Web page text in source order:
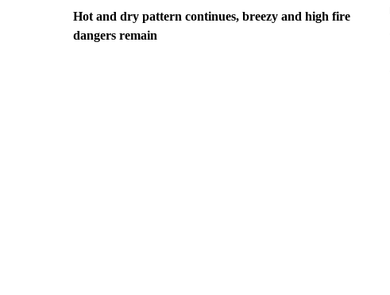
Hot and dry pattern continues, breezy and high fire
dangers remain